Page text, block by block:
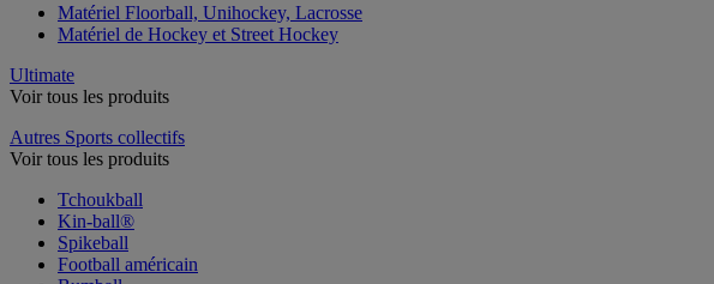
Matériel Floorball, Unihockey, Lacrosse
Matériel de Hockey et Street Hockey
Ultimate
Voir tous les produits
Autres Sports collectifs
Voir tous les produits
Tchoukball
Kin-ball®
Spikeball
Football américain